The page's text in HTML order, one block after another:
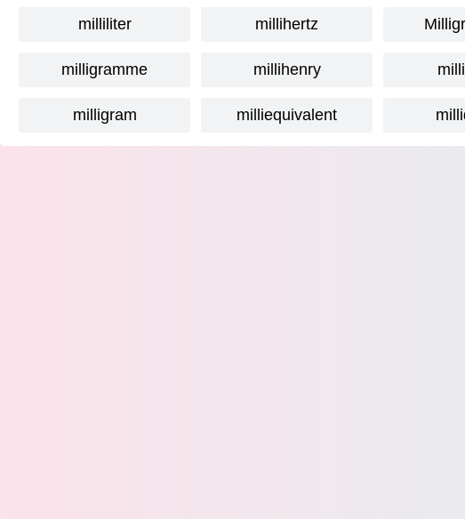
milliliter millihertz
milligramme millihenry
milligram milliequivalent